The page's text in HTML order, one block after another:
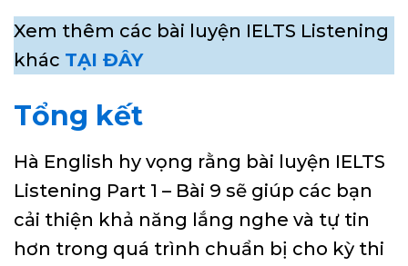
Xem thêm các bài luyện IELTS Listening
khác TẠI ĐÂY
Tổng kết
Hà English hy vọng rằng bài luyện IELTS
Listening Part 1 – Bài 9 sẽ giúp các bạn
cải thiện khả năng lắng nghe và tự tin
hơn trong quá trình chuẩn bị cho kỳ thi